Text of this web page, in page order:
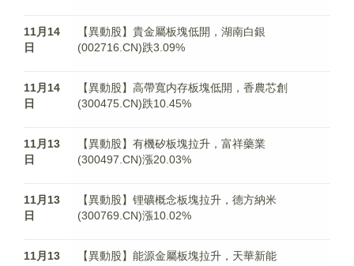
11月14
日
【異動股】貴金屬板塊低開，湖南白銀
(002716.CN)跌3.09%
11月14
日
【異動股】高帶寬内存板塊低開，香農芯創
(300475.CN)跌10.45%
11月13
日
【異動股】有機矽板塊拉升，富祥藥業
(300497.CN)漲20.03%
11月13
日
【異動股】锂礦概念板塊拉升，德方納米
(300769.CN)漲10.02%
11月13
【異動股】能源金屬板塊拉升，天華新能